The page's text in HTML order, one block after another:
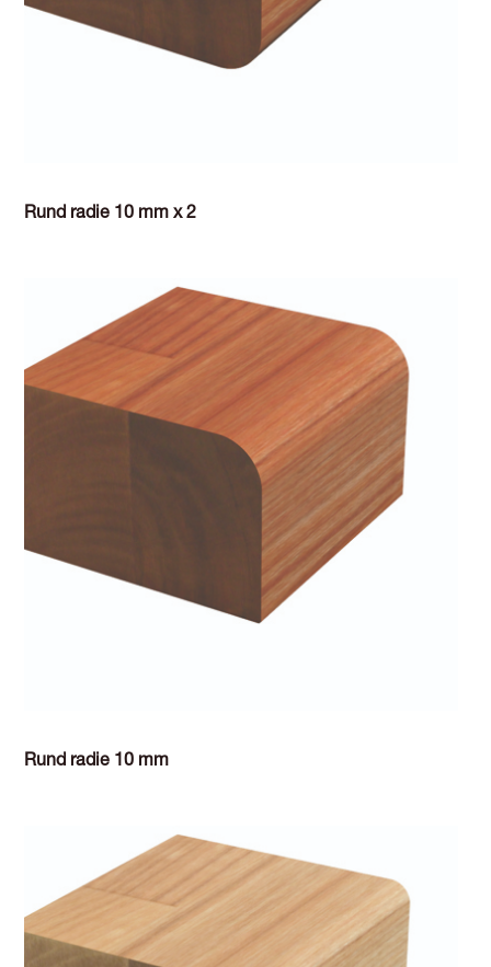
Rund radie 10 mm x 2
Rund radie 10 mm